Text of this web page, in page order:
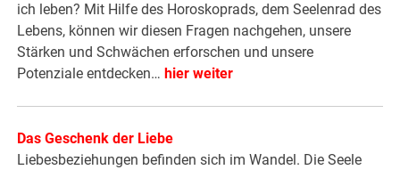
ich leben? Mit Hilfe des Horoskoprads, dem Seelenrad des
Lebens, können wir diesen Fragen nachgehen, unsere
Stärken und Schwächen erforschen und unsere
Potenziale entdecken… hier weiter
Das Geschenk der Liebe
Liebesbeziehungen befinden sich im Wandel. Die Seele